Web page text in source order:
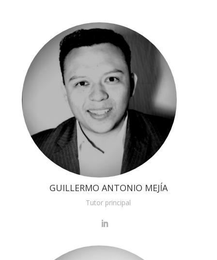
GUILLERMO ANTONIO MEJÍA
Tutor principal